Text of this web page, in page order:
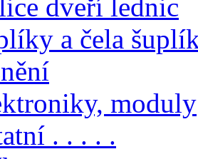
dveří lednic
a čela
moduly
. . . . .